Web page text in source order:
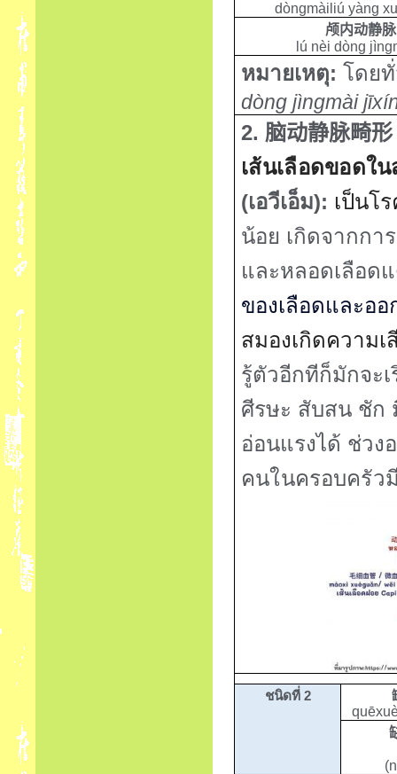
dòngmàiliú yàng
颅内动静
lú nèi dòng
หมายเหตุ: โดย
dòng jìngmài
2. 脑动静脉畸形
เส้นเลือดขอดใ
(เอวีเอ็ม): เป็นโ
น้อย เกิดจากกา
และหลอดเลือด
ของเลือดและอ
สมองเกิดความเ
รู้ตัวอีกทีก็มักจะ
ศีรษะ สับสน ชัก
อ่อนแรงได้ ช่ว
คนในครอบครัว
ชนิดที่ 2